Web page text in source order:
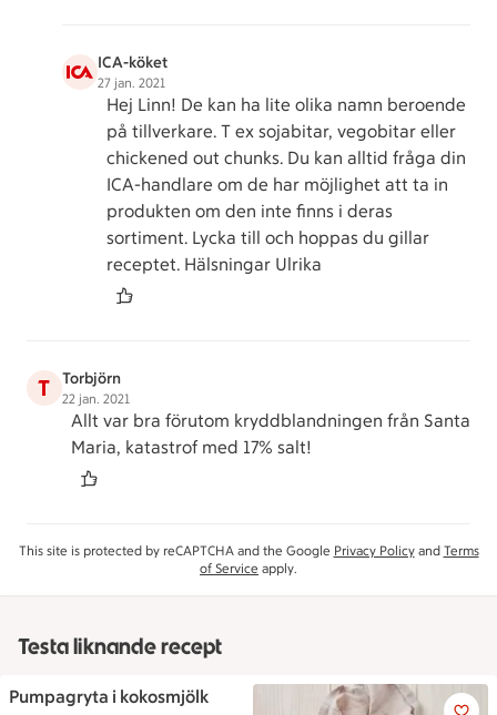
ICA-köket
27 jan. 2021
Hej Linn! De kan ha lite olika namn beroende
på tillverkare. T ex sojabitar, vegobitar eller
chickened out chunks. Du kan alltid fråga din
ICA-handlare om de har möjlighet att ta in
produkten om den inte finns i deras
sortiment. Lycka till och hoppas du gillar
receptet. Hälsningar Ulrika
T Torbjörn
22 jan. 2021
Allt var bra förutom kryddblandningen från Santa
Maria, katastrof med 17% salt!
This site is protected by reCAPTCHA and the Google Privacy Policyand Terms
of Service apply.
Testa liknande recept
Pumpagryta i kokosmjölk
Pumpagryta i kokosmjölk